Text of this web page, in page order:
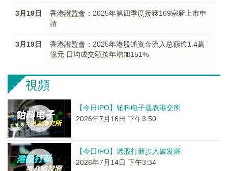
3月19日
香港證監會：2025年第四季度接獲169宗新上市申
請
3月19日
香港證監會：2025年港股通资金流入总额逾1.4萬
億元 日均成交額按年增加151%
視頻
【今日IPO】铂科电子递表港交所
2026年7月16日 下午3:50
【今日IPO】港股打新步入破发潮
2026年7月14日 下午3:34